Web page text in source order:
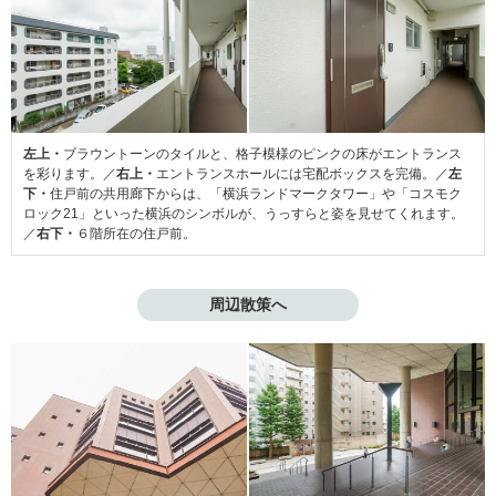
左上・ ブラウントーンのタイルと、格子模様のピンクの床がエントランス
を彩ります。／右上・ エントランスホールには宅配ボックスを完備。／左
下・ 住戸前の共用廊下からは、「横浜ランドマークタワー」や「コスモク
ロック21」といった横浜のシンボルが、うっすらと姿を見せてくれます。
／右下・ ６階所在の住戸前。
周辺散策へ